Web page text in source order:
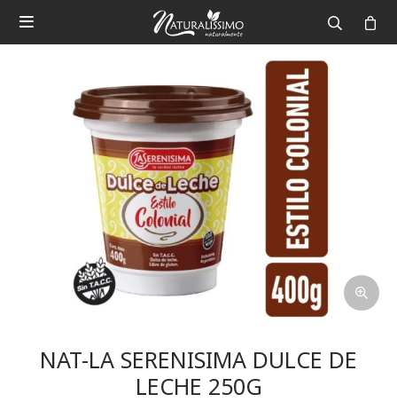

NAT-LA SERENISIMA DULCE DE
LECHE 250G